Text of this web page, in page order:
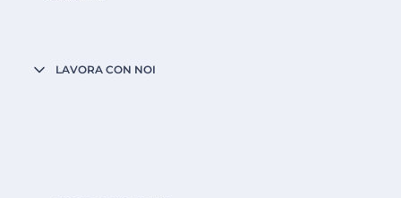
LAVORA CON NOI